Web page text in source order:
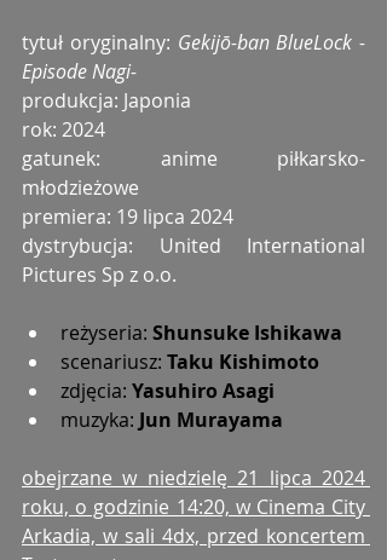
tytuł oryginalny: Gekijō-ban BlueLock -
Episode Nagi-
produkcja: Japonia
rok: 2024
gatunek: anime piłkarsko-
młodzieżowe
premiera: 19 lipca 2024
dystrybucja: United International
Pictures Sp z o.o.
reżyseria: Shunsuke Ishikawa
scenariusz: Taku Kishimoto
zdjęcia: Yasuhiro Asagi
muzyka: Jun Murayama
obejrzane w niedzielę 21 lipca 2024
roku, o godzinie 14:20, w Cinema City
Arkadia, w sali 4dx, przed koncertem